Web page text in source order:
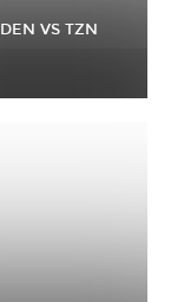
VS TZN